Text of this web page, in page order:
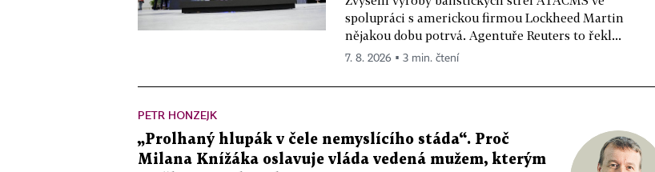
spolupráci s americkou firmou Lockheed Martin
nějakou dobu potrvá. Agentuře Reuters to řekl...
7. 8. 2026 ▪ 3 min. čtení
PETR HONZEJK
„Prolhaný hlupák v čele nemyslícího stáda“. Proč
Milana Knížáka oslavuje vláda vedená mužem, kterým